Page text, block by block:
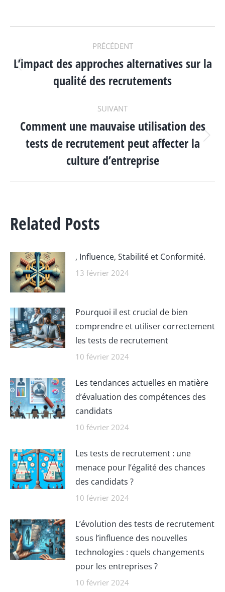
NAVIGATION
ARTICLE
PRÉCÉDENT
Article
précédent
L’impact des approches alternatives sur la
qualité des recrutements
SUIVANT
Article
suivant
Comment une mauvaise utilisation des
tests de recrutement peut affecter la
culture d’entreprise
Related Posts
, Influence, Stabilité et Conformité.
13 février 2024
Pourquoi il est crucial de bien
comprendre et utiliser correctement
les tests de recrutement
10 février 2024
Les tendances actuelles en matière
d’évaluation des compétences des
candidats
10 février 2024
Les tests de recrutement : une
menace pour l’égalité des chances
des candidats ?
10 février 2024
L’évolution des tests de recrutement
sous l’influence des nouvelles
technologies : quels changements
pour les entreprises ?
10 février 2024